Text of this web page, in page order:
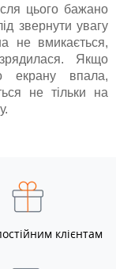
цього бажано
звернути увагу
не вмикається,
Якщо
екрану впала,
не тільки на
клієнтам